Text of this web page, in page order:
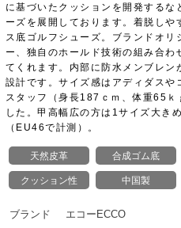
に基づいたクッションを開発する
ーズを展開しております。着脱し
ス底ゴルフシューズ。ブランドオ
ー、独自のホールド技術の組み合わ
てくれます。内部に防水メンブレ
設計です。サイズ感はアディダス
スタッフ（身長187ｃｍ、体重65
した。甲高幅広の方は1サイズ大き
（EU46で計測）。
天然皮革 合成ゴム底
クッション性 中国製
ブランド エコーECCO